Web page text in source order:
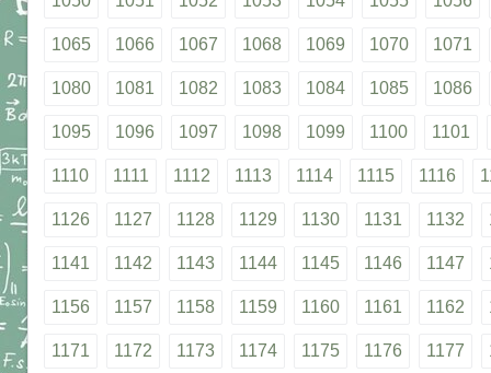
1065 1066 1067 1068 1069 1070 1071
1080 1081 1082 1083 1084 1085 1086
1095 1096 1097 1098 1099 1100 1101
1110 1111 1112 1113 1114 1115 1116
1126 1127 1128 1129 1130 1131 1132
1141 1142 1143 1144 1145 1146 1147
1156 1157 1158 1159 1160 1161 1162
1171 1172 1173 1174 1175 1176 1177